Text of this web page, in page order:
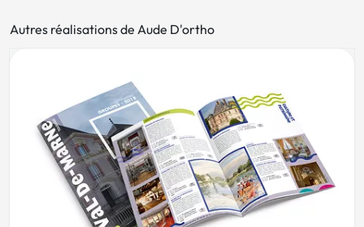
Autres réalisations de Aude D'ortho